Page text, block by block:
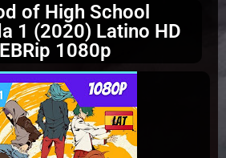
of High School
1 (2020) Latino HD
1080p